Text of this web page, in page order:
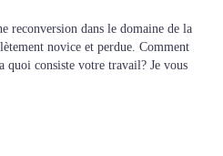
reconversion dans le domaine de la
novice et perdue. Comment
quoi consiste votre travail? Je vous